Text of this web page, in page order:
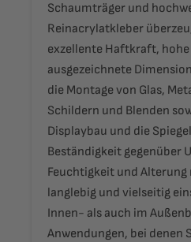
Schaumträger und
Reinacrylatkleber
exzellente Haftkraft,
ausgezeichnete
die Montage von Glas,
Schildern und Blenden
Displaybau und die
Beständigkeit gegenüber
Feuchtigkeit und Alterung
langlebig und vielseitig
Innen- als auch im
Anwendungen, bei denen